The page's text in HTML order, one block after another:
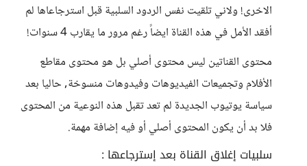
الاخرى! ولاني تلقيت نفس الردود السلبية قبل استرجاعاها لم
أفقد الأمل في هذه القناة ايضاً رغم مرور ما يقارب 4 سنوات!
محتوى القناتين ليس محتوى أصلي بل هو محتوى مقاطع
الأفلام وتجميعات الفيديوهات وفيدوهات منسوخة, حاليا بعد
سياسة يوتيوب الجديدة لم تعد تقبل هذه النوعية من المحتوى
فلا بد أن يكون المحتوى أصلي أو فيه إضافة مهمة.
سلبيات إغلاق القناة بعد إسترجاعها :